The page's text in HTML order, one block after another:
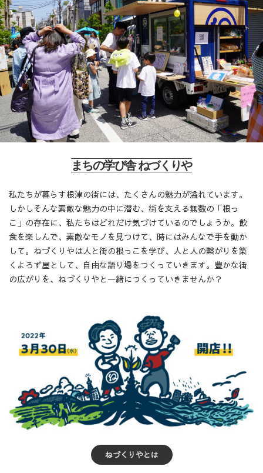
まちの学び舎 ねづくりや
私たちが暮らす根津の街には、たくさんの魅力が溢れています。
しかしそんな素敵な魅力の中に潜む、街を支える無数の「根っ
こ」の存在に、私たちはどれだけ気づけているのでしょうか。飲
食を楽しんで、素敵なモノを見つけて、時にはみんなで手を動か
して。ねづくりやは人と街の根っこを学び、人と人の繋がりを築
くよろず屋として、自由な語り場をつくっていきます。豊かな街
の広がりを、ねづくりやと一緒につくっていきませんか？
ねづくりやとは